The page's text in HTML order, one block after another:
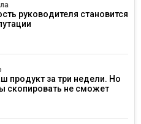
руководителя становится
продукт за три недели. Но
скопировать не сможет